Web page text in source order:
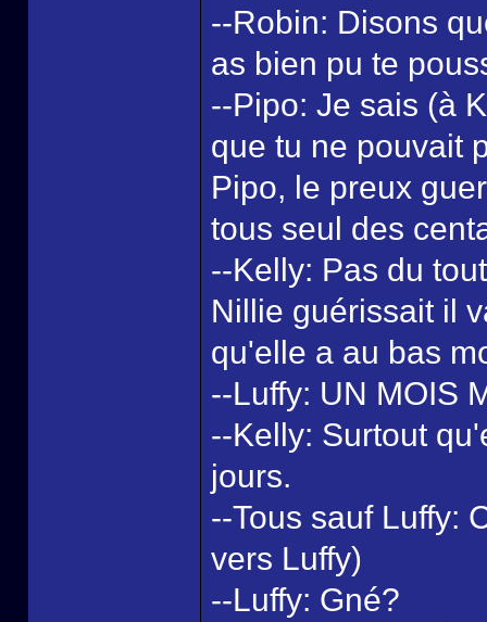
--Robin: Disons
as bien pu te
--Pipo: Je sais (à
que tu ne pouvait
Pipo, le preux
tous seul des
--Kelly: Pas du
Nillie guérissait il
qu'elle a au bas
--Luffy: UN MOIS
--Kelly: Surtout
jours.
--Tous sauf Luffy:
vers Luffy)
--Luffy: Gné?